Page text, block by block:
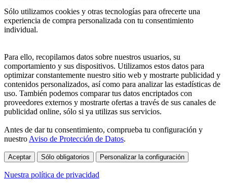
Sólo utilizamos cookies y otras tecnologías para ofrecerte una
experiencia de compra personalizada con tu consentimiento
individual.
Para ello, recopilamos datos sobre nuestros usuarios, su
comportamiento y sus dispositivos. Utilizamos estos datos para
optimizar constantemente nuestro sitio web y mostrarte publicidad y
contenidos personalizados, así como para analizar las estadísticas de
uso. También podemos comparar tus datos encriptados con
proveedores externos y mostrarte ofertas a través de sus canales de
publicidad online, sólo si ya utilizas sus servicios.
Antes de dar tu consentimiento, comprueba tu configuración y
nuestro Aviso de Protección de Datos.
Aceptar Sólo obligatorios Personalizar la configuración
Nuestra política de privacidad